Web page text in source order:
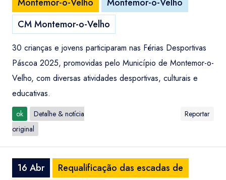
CM Montemor-o-Velho
30 crianças e jovens participaram nas Férias Desportivas
Páscoa 2025, promovidas pelo Município de Montemor-o-
Velho, com diversas atividades desportivas, culturais e
educativas.
ok
Detalhe & notícia
original
Reportar
16 Abr
Requalificação das escadas de